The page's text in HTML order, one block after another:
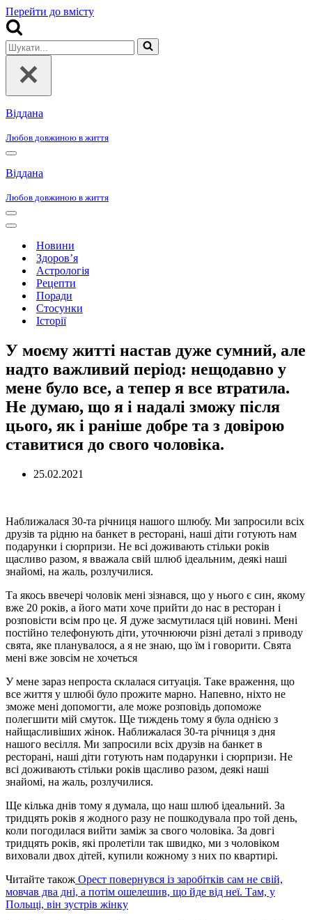
Перейти до вмісту
Шукати...
Віддана
Любов довжиною в життя
Меню
навігації
Віддана
Любов довжиною в життя
Меню
навігації
Меню
навігаціїНовини
Здоров’я
Астрологія
Рецепти
Поради
Стосунки
Історії
У моєму житті настав дуже сумний, але
надто важливий період: нещодавно у
мене було все, а тепер я все втратила.
Не думаю, що я і надалі зможу після
цього, як і раніше добре та з довірою
ставитися до свого чоловіка.
25.02.2021
Наближалася 30-та річниця нашого шлюбу. Ми запросили всіх
друзів та рідню на банкет в ресторані, наші діти готують нам
подарунки і сюрпризи. Не всі доживають стільки років
щасливо разом, я вважала свій шлюб ідеальним, деякі наші
знайомі, на жаль, розлучилися.
Та якось ввечері чоловік мені зізнався, що у нього є син, якому
вже 20 років, а його мати хоче прийти до нас в ресторан і
розповісти всім про це. Я дуже засмутилася цій новині. Мені
постійно телефонують діти, уточнюючи різні деталі з приводу
свята, яке планувалося, а я не знаю, що їм і говорити. Свята
мені вже зовсім не хочеться
У мене зараз непроста склалася ситуація. Таке враження, що
все життя у шлюбі було прожите марно. Напевно, ніхто не
зможе мені допомогти, але може розповідь допоможе
полегшити мій смуток. Ще тиждень тому я була однією з
найщасливіших жінок. Наближалася 30-та річниця з дня
нашого весілля. Ми запросили всіх друзів на банкет в
ресторані, наші діти готують нам подарунки і сюрпризи. Не
всі доживають стільки років щасливо разом, деякі наші
знайомі, на жаль, розлучилися.
Ще кілька днів тому я думала, що наш шлюб ідеальний. За
тридцять років я жодного разу не пошкодувала про той день,
коли погодилася вийти заміж за свого чоловіка. За довгі
тридцять років, які пролетіли так швидко, ми з чоловіком
виховали двох дітей, купили кожному з них по квартирі.
Читайте також Орест повернувся із заробітків сам не свій,
мовчав два дні, а потім ошелешив, що йде від неї. Там, у
Польщі, він зустрів жінку